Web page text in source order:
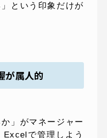
という印象だけが
が属人的
」がマネージャー
で管理しよう